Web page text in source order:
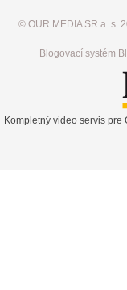
© OUR MEDIA SR a. s.
Blogovací systém
Kompletný video servis pre